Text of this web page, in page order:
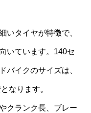
いタイヤが特徴で、
いています。140セ
バイクのサイズは、
なります。
クランク長、ブレー